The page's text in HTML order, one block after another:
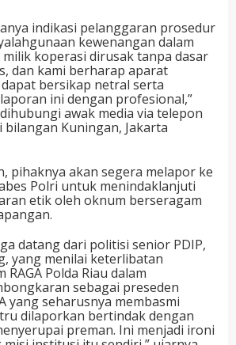
indikasi pelanggaran prosedur
kewenangan dalam
milik koperasi dirusak tanpa dasar
dan kami berharap aparat
bersikap netral serta
ini dengan profesional,”
awak media via telepon
Kuningan, Jakarta
pihaknya akan segera melapor ke
Polri untuk menindaklanjuti
etik oleh oknum berseragam
datang dari politisi senior PDIP,
yang menilai keterlibatan
Polda Riau dalam
sebagai preseden
yang seharusnya membasmi
dilaporkan bertindak dengan
preman. Ini menjadi ironi